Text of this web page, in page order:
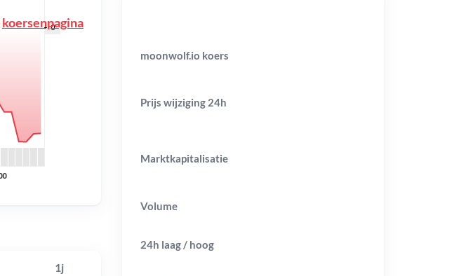
koersenpagina
1j
moonwolf.io koers
Prijs wijziging 24h
Marktkapitalisatie
Volume
24h laag / hoog